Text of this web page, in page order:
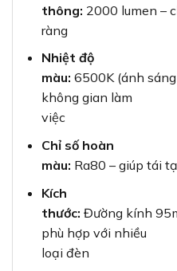
thông: 2000 lumen –
ràng
Nhiệt độ
màu: 6500K (ánh
không gian làm
việc
Chỉ số hoàn
màu: Ra80 – giúp tái
Kích
thước: Đường kính
phù hợp với nhiều
loại đèn